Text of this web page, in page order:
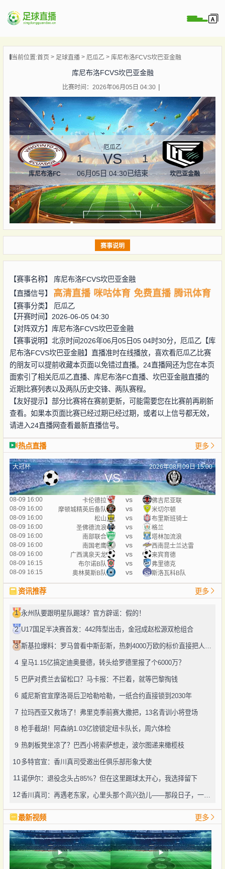
播
闻
当前位置:首页 足球直播 厄瓜乙 库尼布洛FCVS坎巴亚金融
库尼布洛FCVS坎巴亚金融
比赛时间：2026年06月05日 04:30
库尼布洛FC
厄瓜乙
1 VS 1
06月05日 04:30已结束 坎巴亚金融
赛事说明
【赛事名称】 库尼布洛FCVS坎巴亚金融
【直播信号】
高清直播 咪咕体育 免费直播 腾讯体育
【赛事分类】 厄瓜乙
【开赛时间】2026-06-05 04:30
【对阵双方】 库尼布洛FCVS坎巴亚金融
【赛事说明】北京时间2026年06月05日05 04时30分，厄瓜乙【库
尼布洛FCVS坎巴亚金融】直播准时在线播放，喜欢看厄瓜乙比赛
的朋友可以提前收藏本页面以免错过直播。24直播网还为您在本页
面索引了相关厄瓜乙直播、库尼布洛FC直播、坎巴亚金融直播的
近期比赛列表以及两队历史交锋、两队赛程。
【友好提示】部分比赛将在赛前更新，可能需要您在比赛前再刷新
查看。如果本页面比赛已经过期已经过期，或者以上信号都无效，
请进入24直播网查看最新直播信号。
热点直播 更多
大冠杯 2026年08月09日 15:00
VS
08-09 16:00 卡伦德拉 vs
佛吉尼亚联
08-09 16:00
摩顿城精英后备队 vs
米切尔顿
08-09 16:00
松山 vs
布里斯班骑士
08-09 16:00
圣佛德流浪 vs
格兰
08-09 16:00
南部联合 vs
塔林加流浪
08-09 16:00
南国老鹰 vs
西南昆士兰达雷
08-09 16:00
广西漓泉天龙 vs
来宾育德
08-09 16:15
布尔诺B队 vs
弗里德克
08-09 16:15
奥林莫斯B队 vs 斯洛瓦科B队
资讯推荐 更多
1 永州队要跟明星队踢球？官方辟谣：假的！
2 U17国足半决赛首发：442阵型出击，金冠成赵松源双枪组合
3 斯基拉爆料：罗马曾看中斯彭斯，热刺4000万欧的标价直接把人劝退了
4 皇马1.15亿搞定迪奥曼德，转头给罗德里报了个6000万？
5 巴萨对费兰去留松口？马卡报：不拦着，就等巴黎掏钱
6 威尼斯官宣摩洛哥后卫哈勒哈勒，一纸合约直接锁到2030年
7 拉玛西亚又救场了！弗里克季前赛大撒把，13名青训小将登场
8 枪手截胡！阿森纳1.03亿镑锁定纽卡队长，周六体检
9 热刺板凳坐凉了？巴西小将索萨想走，波尔图递来橄榄枝
10多特官宣：香川真司受邀出任俱乐部形象大使
11诺伊尔：退役念头占85%？但在这里踢球太开心，我选择留下
12 香川真司：再遇老东家，心里头那个高兴劲儿——那段日子，一辈子忘不了
最新视频 更多